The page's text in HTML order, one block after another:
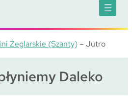
Żeglarskie (Szanty) – Jutro
Daleko